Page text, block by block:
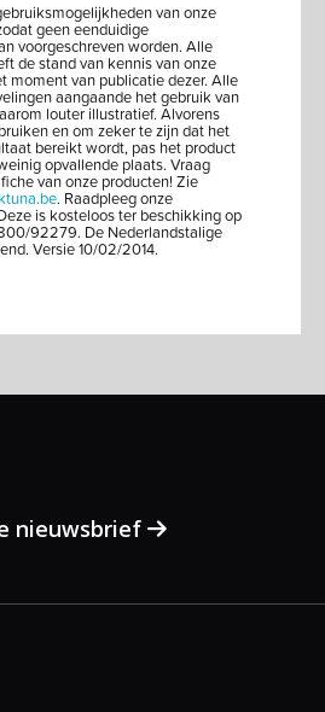
van onze
geen eenduidige
voorgeschreven worden. Alle
de stand van kennis van onze
moment van publicatie dezer. Alle
aangaande het gebruik van
louter illustratief. Alvorens
en om zeker te zijn dat het
bereikt wordt, pas het product
opvallende plaats. Vraag
van onze producten! Zie
. Raadpleeg onze
is kosteloos ter beschikking op
92279. De Nederlandstalige
Versie 10/02/2014.
nieuwsbrief